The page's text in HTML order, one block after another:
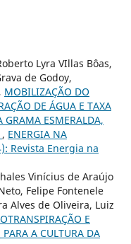
Lyra VIllas Bôas,
de Godoy,
MOBILIZAÇÃO DO
DE ÁGUA E TAXA
GRAMA ESMERALDA,
, ENERGIA NA
Revista Energia na
Vinícius de Araújo
Felipe Fontenele
Alves de Oliveira, Luiz
E
A CULTURA DA